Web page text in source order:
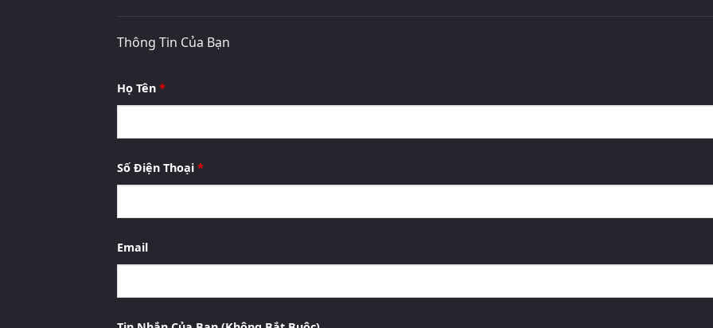
Thông Tin Của Bạn
Họ Tên *
Số Điện Thoại *
Email